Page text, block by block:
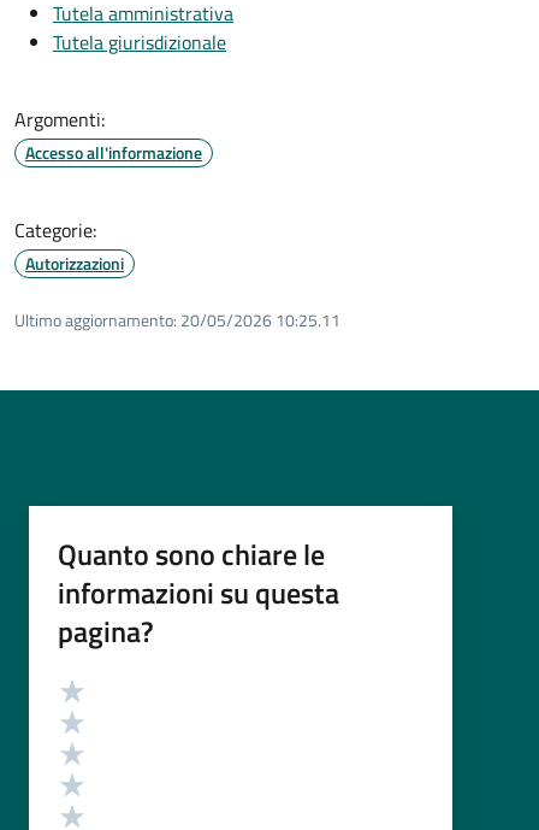
Tutela amministrativa
Tutela giurisdizionale
Argomenti:
Accesso all'informazione
Categorie:
Autorizzazioni
Ultimo aggiornamento: 20/05/2026 10:25.11
Quanto sono chiare le
informazioni su questa
pagina?
Valutazione